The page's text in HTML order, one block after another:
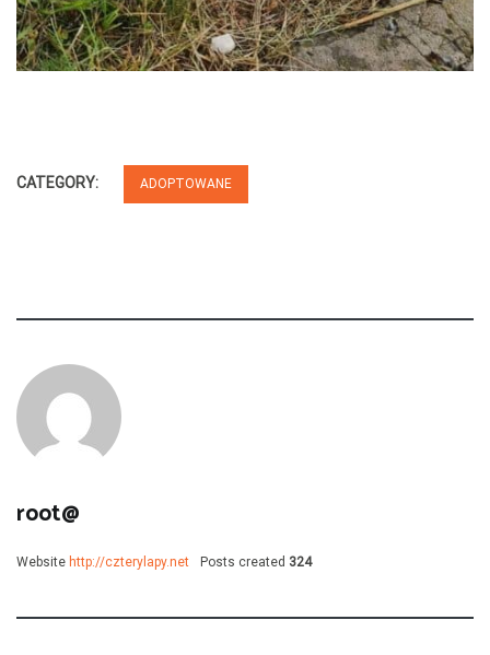
CATEGORY: ADOPTOWANE
root@
Website http://czterylapy.net Posts created 324